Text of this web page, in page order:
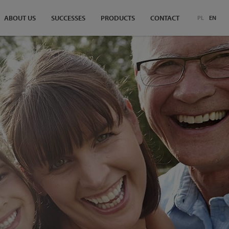
ABOUT US SUCCESSES PRODUCTS CONTACT PL EN